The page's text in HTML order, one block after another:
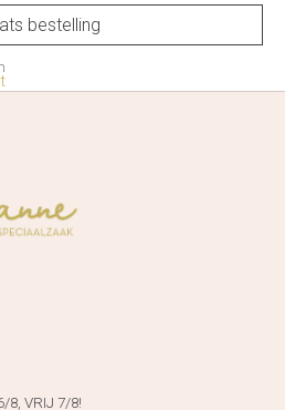
bestelling
8, VRIJ 7/8!